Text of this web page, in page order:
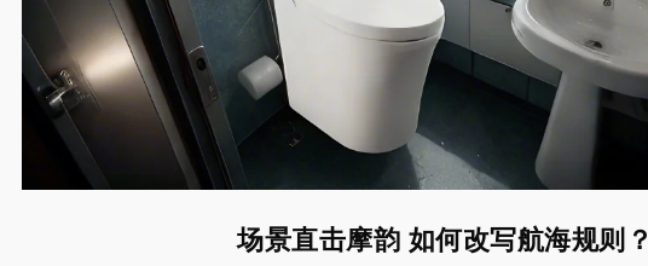
场景直击摩韵 如何改写航海规则？